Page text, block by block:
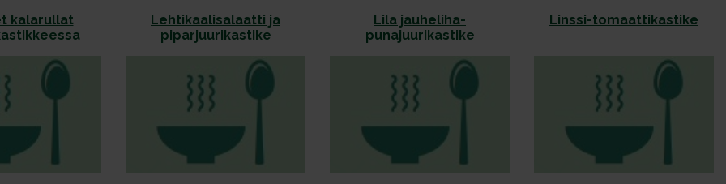
kalarullat
Lehtikaalisalaatti ja
piparjuurikastike
Lila jauheliha-
punajuurikastike
Linssi-tomaattikastike